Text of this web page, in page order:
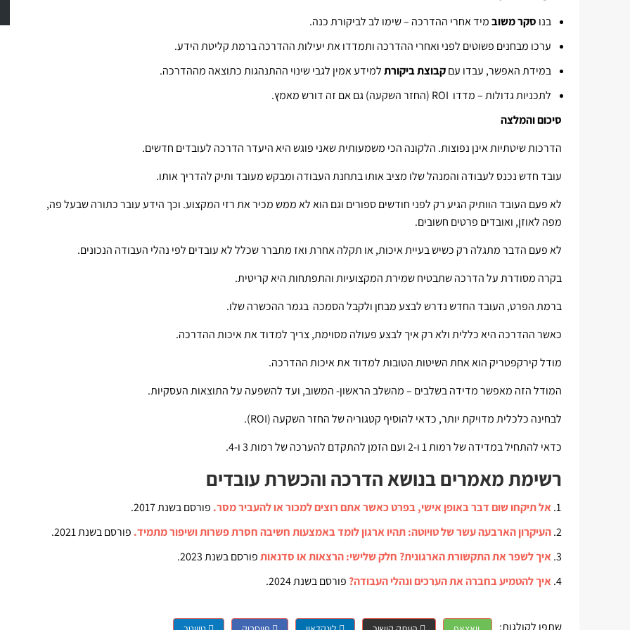
בנו סקר משובמיד אחרי ההדרכה – שימו לב לביקורת כנה.
ערכו מבחנים פשוטים לפני ואחרי ההדרכה ותמדדו את יעילות ההדרכה ברמת קליטת הידע.
במידת האפשר, עבדו עםקבוצת ביקורתלמידע אמין לגבי שינוי ההתנהגות כתוצאה מההדרכה.
לתכניות גדולות – מדדו ROI (החזר השקעה) גם אם זה דורש מאמץ.
סיכום והמלצה
הדרכות שיטתיות אינן נפוצות. הלקונה הכי משמעותית שאני פוגש היא היעדר הדרכה לעובדים חדשים.
עובד חדש נכנס לעבודה והמנהל שלו מציב אותו בתחנת העבודה ומבקש מעובד ותיק להדריך אותו.
לא פעם העובד הוותיק הגיע רק לפני חודשים ספורים וגם הוא לא ממש מכיר את רזי המקצוע. וכך הידע עובר כתורה שבעל פה,
מפה לאוזן, ואובדים פרטים חשובים.
לא פעם הדבר מתגלה רק כשיש בעיית איכות, או תקלה אחרת ואז מתברר שכלל לא עובדים לפי נהלי העבודה הנכונים.
בקרה מסודרת על הדרכה שתבטיח שמירת המקצועיות והתפתחות היא קריטית.
ברמת הפרט, העובד החדש נדרש לבצע מבחן ולקבל הסמכה בגמר ההכשרה שלו.
כאשר ההדרכה היא כללית ולא רק איך לבצע פעולה מסוימת, צריך למדוד את איכות ההדרכה.
מודל קירקפטריק הוא אחת השיטות הטובות למדוד את איכות ההדרכה.
המודל הזה מאפשר מדידה בשלבים – מהשלב הראשון- המשוב, ועד להשפעה על התוצאות העסקיות.
לבחינה כלכלית מדויקת יותר, כדאי להוסיף קטגוריה של החזר השקעה (ROI).
כדאי להתחיל במדידה של רמות 1 ו-2 ועם הזמן להתקדם להערכה של רמות 3 ו-4.
רשימת מאמרים בנושא הדרכה והכשרת עובדים
אל תיקחו שום דבר באופן אישי, בפרט כאשר אתם רוצים למכור או להעביר מסר. פורסם בשנת 2017.
העיקרון הארבעה עשר של טויוטה: תהיו ארגון לומד באמצעות חשיבה חסרת פשרות ושיפור מתמיד. פורסם בשנת 2021.
איך לשפר את התקשורת הארגונית? חלק שלישי: הרצאות או סדנאותפורסם בשנת 2023.
איך להטמיע בחברה את הערכים ונהלי העבודה?
פורסם בשנת 2024.
שתפו לקולגות: